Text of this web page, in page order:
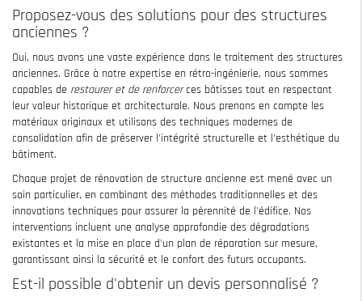
Proposez-vous des solutions pour des structures
anciennes ?
Oui, nous avons une vaste expérience dans le traitement des structures
anciennes. Grâce à notre expertise en rétro-ingénierie, nous sommes
capables de restaurer et de renforcerces bâtisses tout en respectant
leur valeur historique et architecturale. Nous prenons en compte les
matériaux originaux et utilisons des techniques modernes de
consolidation afin de préserver l'intégrité structurelle et l'esthétique du
bâtiment.
Chaque projet de rénovation de structure ancienne est mené avec un
soin particulier, en combinant des méthodes traditionnelles et des
innovations techniques pour assurer la pérennité de l'édifice. Nos
interventions incluent une analyse approfondie des dégradations
existantes et la mise en place d'un plan de réparation sur mesure,
garantissant ainsi la sécurité et le confort des futurs occupants.
Est-il possible d'obtenir un devis personnalisé ?